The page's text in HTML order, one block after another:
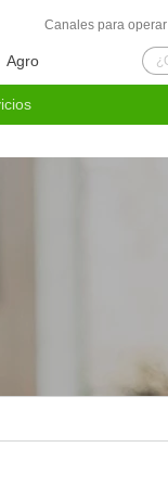
Canales para operar
Agro
Seguridad